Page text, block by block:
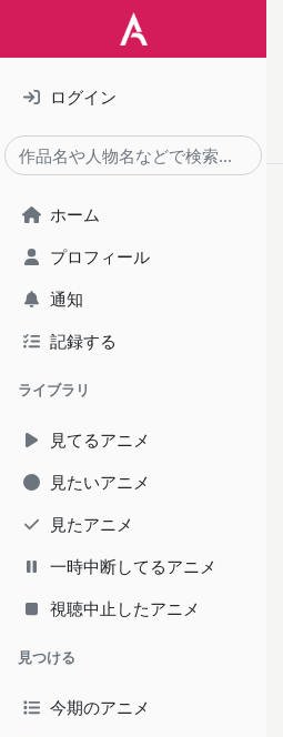
ログイン
ホーム
プロフィール
通知
記録する
ライブラリ
見てるアニメ
見たいアニメ
見たアニメ
一時中断してるアニメ
視聴中止したアニメ
見つける
今期のアニメ